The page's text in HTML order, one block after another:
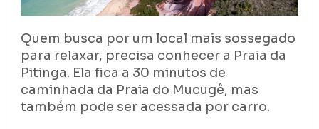
Quem busca por um local mais sossegado
para relaxar, precisa conhecer a Praia da
Pitinga. Ela fica a 30 minutos de
caminhada da Praia do Mucugê, mas
também pode ser acessada por carro.